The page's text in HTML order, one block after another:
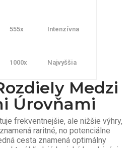
555x Intenzívna
1000x Najvyššia
Medzi
Úrovňami
frekventnejšie, ale nižšie výhry,
raritné, no potenciálne
cesta znamená optimálny